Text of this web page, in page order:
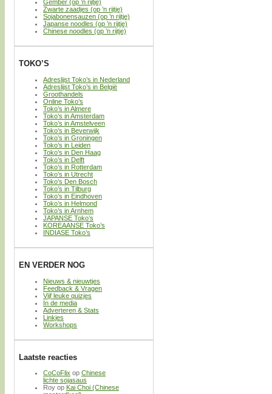
Gember (op ’n rijtje)
Zwarte zaadjes (op ’n rijtje)
Sojabonensauzen (op ’n rijtje)
Japanse noodles (op ’n rijtje)
Chinese noodles (op ’n rijtje)
TOKO’S
Adreslijst Toko’s in Nederland
Adreslijst Toko’s in België
Groothandels
Online Toko’s
Toko’s in Almere
Toko’s in Amsterdam
Toko’s in Amstelveen
Toko’s in Beverwijk
Toko’s in Groningen
Toko’s in Leiden
Toko’s in Den Haag
Toko’s in Delft
Toko’s in Rotterdam
Toko’s in Utrecht
Toko’s Den Bosch
Toko’s in Tilburg
Toko’s in Eindhoven
Toko’s in Helmond
Toko’s in Arnhem
JAPANSE Toko’s
KOREAANSE Toko’s
INDIASE Toko’s
EN VERDER NOG
Nieuws & nieuwtjes
Feedback & Vragen
Vijf leuke quizjes
In de media
Adverteren & Stats
Linkjes
Workshops
Laatste reacties
CoCoFlix op Chinese
lichte sojasaus
Roy op Kai Choi (Chinese